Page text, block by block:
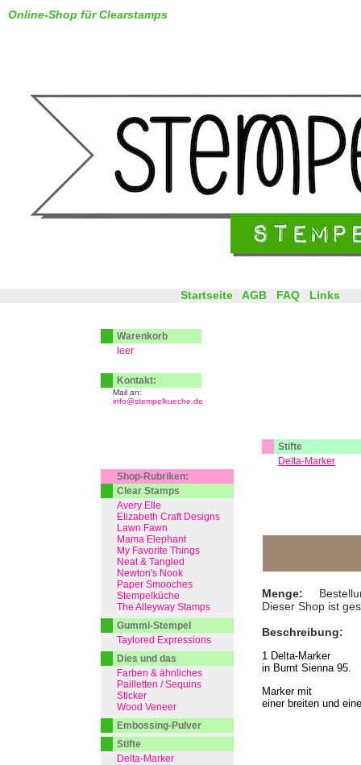
Online-Shop für Clearstamps
Stifte
Delta-Marker
Menge:
Dieser Shop ist
Beschreibung:
1 Delta-Marker
in Burnt Sienna 95.
Marker mit
einer breiten und
Startseite AGB FAQ Links
Warenkorb
leer
Kontakt:
Mail an:
info@stempelkueche.de
Shop-Rubriken:
Clear Stamps
Avery Elle
Elizabeth Craft Designs
Lawn Fawn
Mama Elephant
My Favorite Things
Neat & Tangled
Newton's Nook
Paper Smooches
Stempelküche
The Alleyway Stamps
Gummi-Stempel
Taylored Expressions
Dies und das
Farben & ähnliches
Pailletten / Sequins
Sticker
Wood Veneer
Embossing-Pulver
Stifte
Delta-Marker